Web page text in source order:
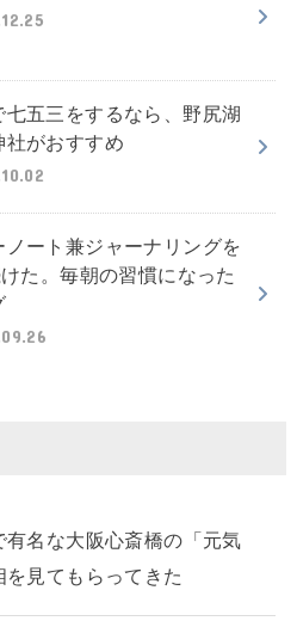
七五三をするなら、野尻湖
社がおすすめ
ノート兼ジャーナリングを
た。毎朝の習慣になった
有名な大阪心斎橋の「元気
を見てもらってきた